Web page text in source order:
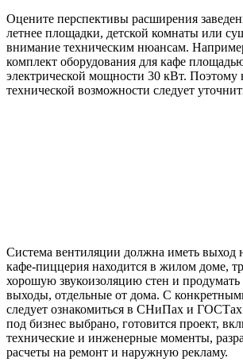
Оцените перспективы расширения
летнее площадки, детской комнаты или
внимание техническим нюансам.
комплект оборудования для кафе
электрической мощности 30 кВт. Поэтому
технической возможности следует
Система вентиляции должна иметь выход
кафе-пиццерия находится в жилом доме,
хорошую звукоизоляцию стен и продумать
выходы, отдельные от дома. С
следует ознакомиться в СНиПах и
под бизнес выбрано, готовится проект,
технические и инженерные моменты,
расчеты на ремонт и наружную рекламу.